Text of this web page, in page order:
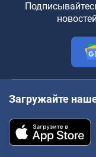
Загружайте